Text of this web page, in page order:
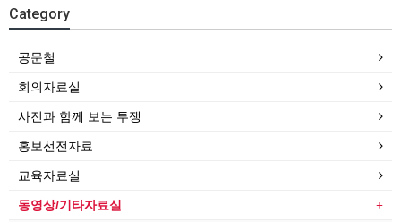
Category
공문철
회의자료실
사진과 함께 보는 투쟁
홍보선전자료
교육자료실
동영상/기타자료실